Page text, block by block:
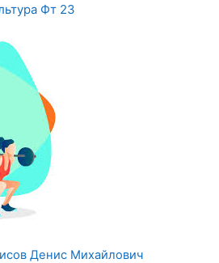
Фт 23
Денис Михайлович